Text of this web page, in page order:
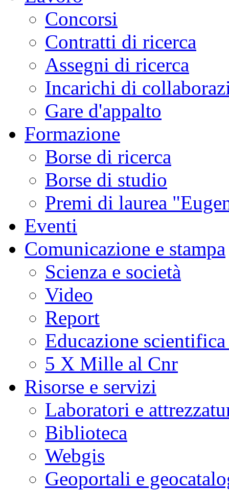
Concorsi
Contratti di ricerca
Assegni di ricerca
Incarichi di
Gare d'appalto
Formazione
Borse di ricerca
Borse di studio
Premi di laurea
Eventi
Comunicazione e stampa
Scienza e società
Video
Report
Educazione
5 X Mille al Cnr
Risorse e servizi
Laboratori e
Biblioteca
Webgis
Geoportali e